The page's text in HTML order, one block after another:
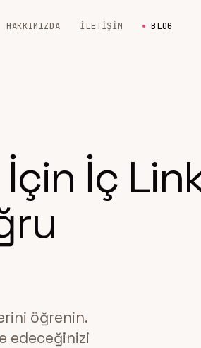
HAKKIMIZDA İLETIŞIM BLOG
İç
öğrenin.
edeceğinizi